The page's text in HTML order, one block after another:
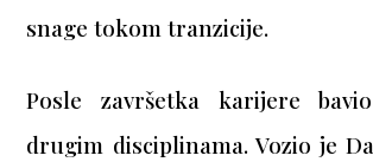
snage tokom tranzicije.
Posle završetka karijere
drugim disciplinama. Vozio je